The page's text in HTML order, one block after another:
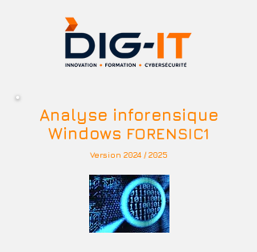
Analyse inforensique
Windows FORENSIC1
Version 2024 / 2025